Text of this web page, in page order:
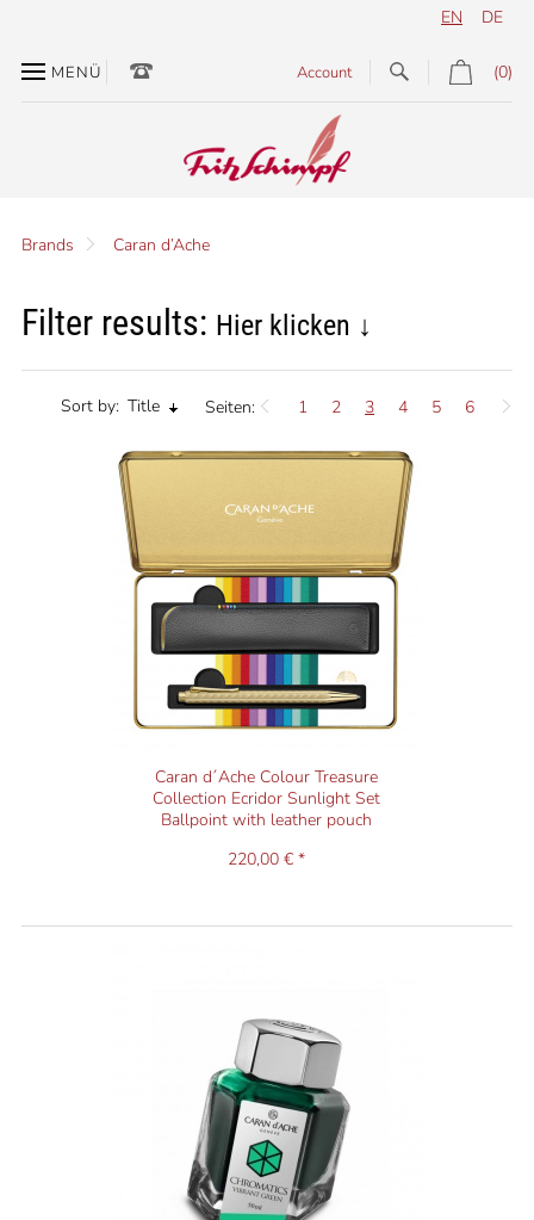
DE
EN
MENÜ (0)
Account
Brands Caran d’Ache
Filter results: Hier klicken ↓
Seiten: 1 2 3 4 5 6
Sort by: Title
Caran d´Ache Colour Treasure
Collection Ecridor Sunlight Set
Ballpoint with leather pouch
220,00 € *